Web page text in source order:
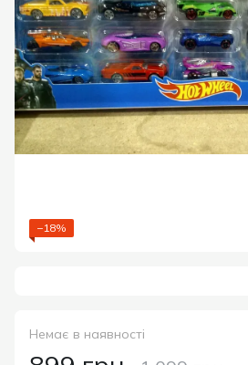
−18%
Немає в наявності